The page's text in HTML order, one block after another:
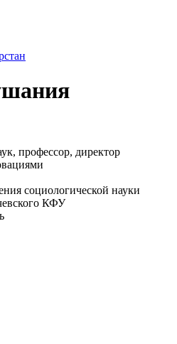
профессор, директор
социологической науки
КФУ